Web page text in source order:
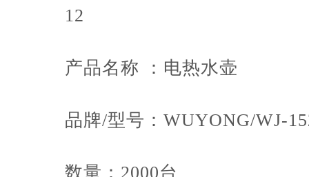
12
产品名称 ：电热水壶
品牌/型号：WUYONG/WJ-
数量：2000台